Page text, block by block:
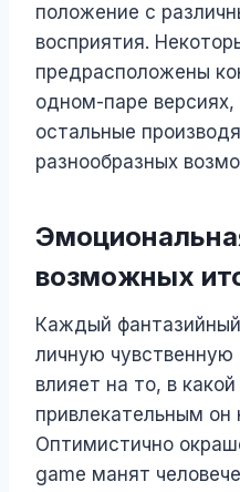
положение с
восприятия.
предрасположены
одном-паре версиях,
остальные
разнообразных
возможных
Каждый
личную чувственную
влияет на то, в
привлекательным он
Оптимистично
game манят